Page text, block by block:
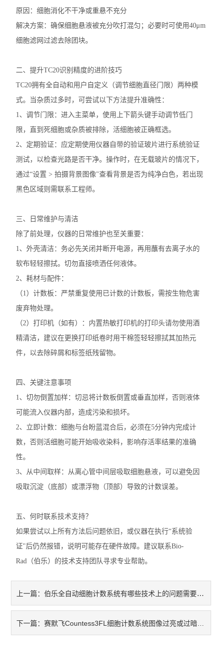
原因：细胞消化不干净或重悬不充分
解决方案：确保细胞悬液被充分吹打混匀；必要时可使用40μm
细胞滤网过滤去除团块。
二、提升TC20识别精度的进阶技巧
TC20拥有全自动和用户自定义（调节细胞直径门限）两种模
式。当杂质过多时，可尝试以下方法提升准确性：
1、调节门限：进入主菜单，使用上下箭头键手动调节低门
限，直到死细胞或杂质被排除，活细胞被正确框选。
2、定期验证：应定期使用仪器自带的验证玻片进行系统验证
测试，以检查光路是否干净。操作时，在无载玻片的情况下，
通过“设置 > 拍摄背景图像"查看背景是否为纯净白色，若出现
黑色区域则需联系工程师。
三、日常维护与清洁
除了前处理，仪器的日常维护也至关重要：
1、外壳清洁：务必先关闭并断开电源，再用蘸有去离子水的
软布轻轻擦拭。切勿直接喷洒任何液体。
2、耗材与配件：
（1）计数板：严禁重复使用已计数的计数板，需按生物危害
废弃物处理。
（2）打印机（如有）：内置热敏打印机的打印头请勿使用酒
精清洁，建议在更换打印纸卷时用干棉签轻轻擦拭其加热元
件，以去除碎屑和标签纸残留物。
四、关键注意事项
1、切勿倒置加样：切忌将计数板倒置或垂直加样，否则液体
可能流入仪器内部，造成污染和损坏。
2、立即计数：细胞与台盼蓝混合后，必须在5分钟内完成计
数，否则活细胞可能开始吸收染料，影响存活率结果的准确
性。
3、从中间取样：从离心管中间层吸取细胞悬液，可以避免因
吸取沉淀（底部）或漂浮物（顶部）导致的计数误差。
五、何时联系技术支持？
如果尝试以上所有方法后问题依旧，或仪器在执行“系统验
证"后仍然报错，说明可能存在硬件故障。建议联系Bio-
Rad（伯乐）的技术支持团队寻求专业帮助。
上一篇：伯乐全自动细胞计数系统有哪些技术上的问题需要注意
下一篇：赛默飞Countess3FL细胞计数系统图像过亮或过暗，细胞不可见